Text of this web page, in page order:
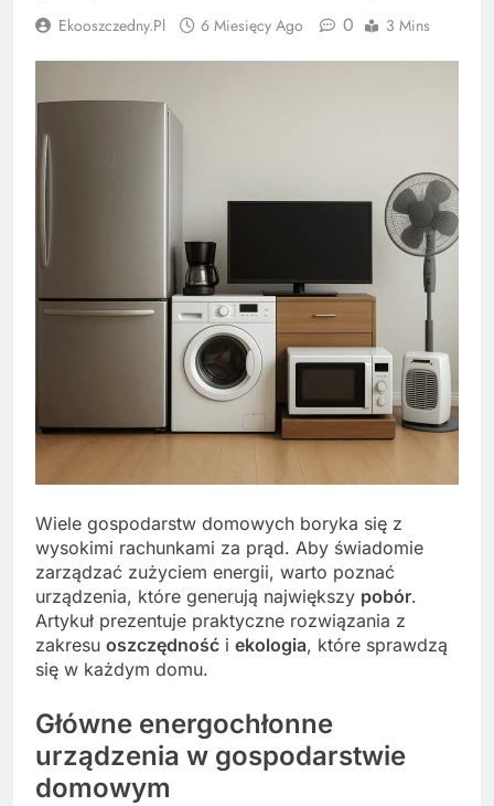
Ekooszczedny.pl 6 Miesięcy Ago 0 3 Mins
Wiele gospodarstw domowych boryka się z
wysokimi rachunkami za prąd. Aby świadomie
zarządzać zużyciem energii, warto poznać
urządzenia, które generują największy pobór.
Artykuł prezentuje praktyczne rozwiązania z
zakresu oszczędność i ekologia, które sprawdzą
się w każdym domu.
Główne energochłonne
urządzenia w gospodarstwie
domowym